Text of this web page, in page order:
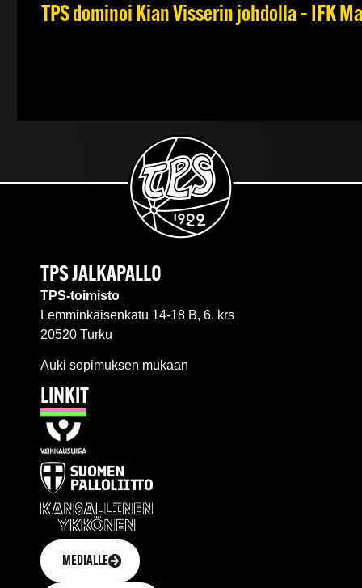
TPS dominoi Kian Visserin johdolla – IFK
TPS JALKAPALLO
TPS-toimisto
Lemminkäisenkatu 14-18 B, 6. krs
20520 Turku
Auki sopimuksen mukaan
LINKIT
MEDIALLE